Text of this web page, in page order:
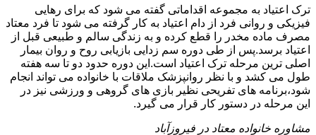
ترک اعتیاد به مجموعه اقداماتی گفته می شود که برای رهایی
فیزیکی و روانی فرد از دام اعتیاد به کار گرفته می شود تا فرد معتاد
مصرف ماده مخدر را قطع کرده و به زندگی سالم و طبیعی قبل از
اعتیاد برسد.پس از طی دوره سم زدایی بازیابی روح و روان بیمار
اصلی ترین مرحله ترک اعتیاد است.این دوره حدود دو تا سه هفته
طول می کشد و با نظر روانپزشک ملاقات با خانواده می تواند انجام
شود،برنامه های تفریحی نظیر بازی های گروهی و ورزشی نیز در
این مرحله در دستور کار قرار می گیرد.
مشاوره خانواده معتاد در فیروزآباد